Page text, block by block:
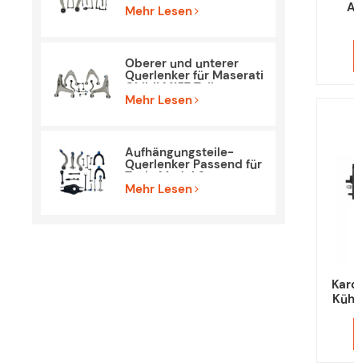
S212
Mehr Lesen
Oberer und unterer
Querlenker für Maserati
Ghibli M157 Teile
Mehr Lesen
Aufhängungsteile-
Querlenker Passend für
Tesla Model 3
Mehr Lesen